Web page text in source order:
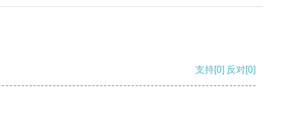
支持[0] 反对[0]